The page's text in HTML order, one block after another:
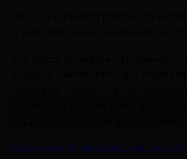
Политика Конфиденциальности